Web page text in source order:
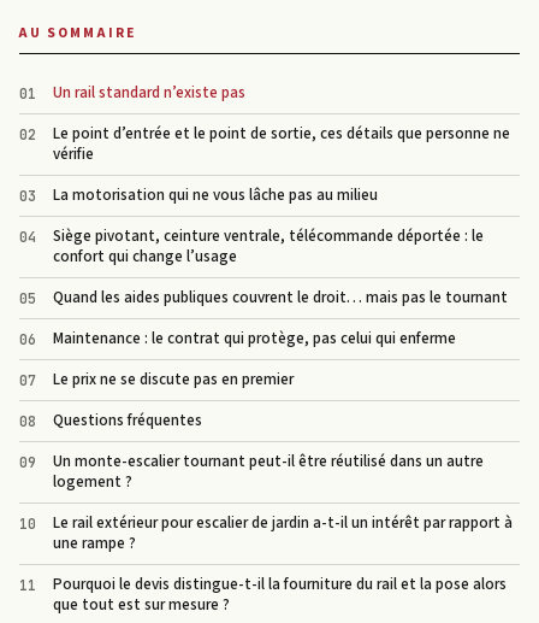
AU SOMMAIRE
Un rail standard n’existe pas
Le point d’entrée et le point de sortie, ces détails que personne ne
vérifie
La motorisation qui ne vous lâche pas au milieu
Siège pivotant, ceinture ventrale, télécommande déportée : le
confort qui change l’usage
Quand les aides publiques couvrent le droit… mais pas le tournant
Maintenance : le contrat qui protège, pas celui qui enferme
Le prix ne se discute pas en premier
Questions fréquentes
Un monte-escalier tournant peut-il être réutilisé dans un autre
logement ?
Le rail extérieur pour escalier de jardin a-t-il un intérêt par rapport à
une rampe ?
Pourquoi le devis distingue-t-il la fourniture du rail et la pose alors
que tout est sur mesure ?